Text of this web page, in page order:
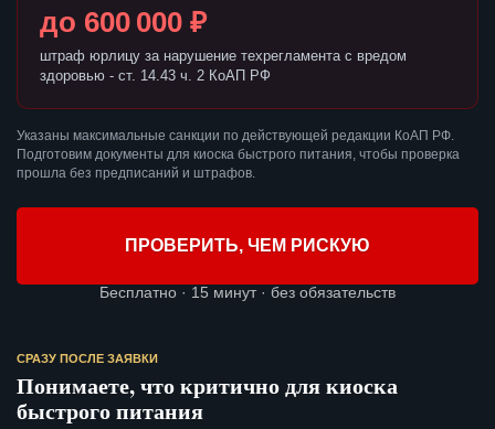
до 600 000 ₽
штраф юрлицу за нарушение техрегламента с вредом
здоровью - ст. 14.43 ч. 2 КоАП РФ
Указаны максимальные санкции по действующей редакции КоАП РФ.
Подготовим документы для киоска быстрого питания, чтобы проверка
прошла без предписаний и штрафов.
ПРОВЕРИТЬ, ЧЕМ РИСКУЮ
Бесплатно · 15 минут · без обязательств
СРАЗУ ПОСЛЕ ЗАЯВКИ
Понимаете, что критично для киоска
быстрого питания